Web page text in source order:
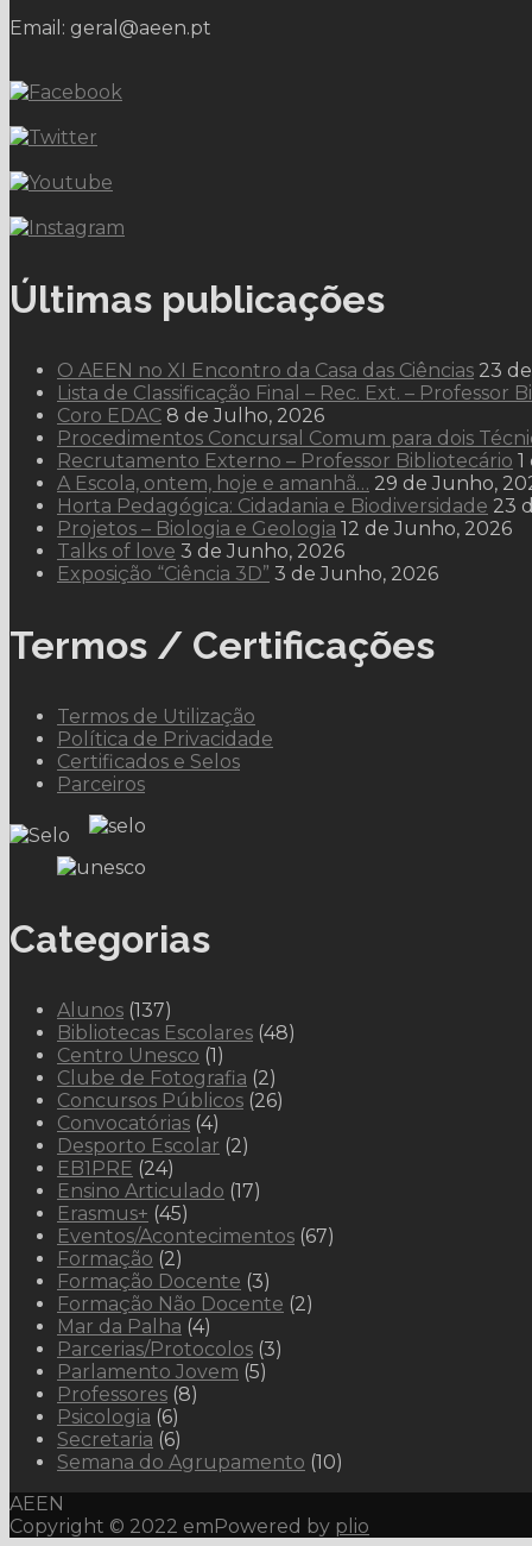
Email: geral@aeen.pt
Últimas publicações
O AEEN no XI Encontro da Casa das Ciências 23
Lista de Classificação Final – Rec. Ext. – Professor
Coro EDAC 8 de Julho, 2026
Procedimentos Concursal Comum para dois
Recrutamento Externo – Professor Bibliotecário
A Escola, ontem, hoje e amanhã… 29 de Junho,
Horta Pedagógica: Cidadania e Biodiversidade 23
Projetos – Biologia e Geologia 12 de Junho, 2026
Talks of love 3 de Junho, 2026
Exposição “Ciência 3D” 3 de Junho, 2026
Termos / Certificações
Termos de Utilização
Política de Privacidade
Certificados e Selos
Parceiros
Categorias
Alunos (137)
Bibliotecas Escolares (48)
Centro Unesco (1)
Clube de Fotografia (2)
Concursos Públicos (26)
Convocatórias (4)
Desporto Escolar (2)
EB1PRE (24)
Ensino Articulado (17)
Erasmus+ (45)
Eventos/Acontecimentos (67)
Formação (2)
Formação Docente (3)
Formação Não Docente (2)
Mar da Palha (4)
Parcerias/Protocolos (3)
Parlamento Jovem (5)
Professores (8)
Psicologia (6)
Secretaria (6)
Semana do Agrupamento (10)
AEEN
Copyright © 2022 emPowered by plio